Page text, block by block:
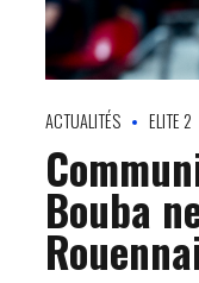
ACTUALITÉS ELITE 2
Bouba